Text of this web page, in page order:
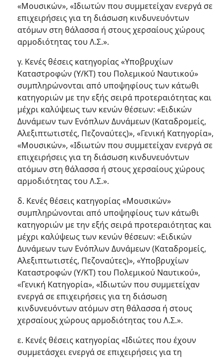
«Μουσικών», «Ιδιωτών που συμμετείχαν ενεργά σε
επιχειρήσεις για τη διάσωση κινδυνευόντων
ατόμων στη θάλασσα ή στους χερσαίους χώρους
αρμοδιότητας του Λ.Σ.».
γ. Κενές θέσεις κατηγορίας «Υποβρυχίων
Καταστροφών (Υ/ΚΤ) του Πολεμικού Ναυτικού»
συμπληρώνονται από υποψηφίους των κάτωθι
κατηγοριών με την εξής σειρά προτεραιότητας και
μέχρι καλύψεως των κενών θέσεων: «Ειδικών
Δυνάμεων των Ενόπλων Δυνάμεων (Καταδρομείς,
Αλεξιπτωτιστές, Πεζοναύτες)», «Γενική Κατηγορία»,
«Μουσικών», «Ιδιωτών που συμμετείχαν ενεργά σε
επιχειρήσεις για τη διάσωση κινδυνευόντων
ατόμων στη θάλασσα ή στους χερσαίους χώρους
αρμοδιότητας του Λ.Σ.».
δ. Κενές θέσεις κατηγορίας «Μουσικών»
συμπληρώνονται από υποψηφίους των κάτωθι
κατηγοριών με την εξής σειρά προτεραιότητας και
μέχρι καλύψεως των κενών θέσεων: «Ειδικών
Δυνάμεων των Ενόπλων Δυνάμεων (Καταδρομείς,
Αλεξιπτωτιστές, Πεζοναύτες)», «Υποβρυχίων
Καταστροφών (Υ/ΚΤ) του Πολεμικού Ναυτικού»,
«Γενική Κατηγορία», «Ιδιωτών που συμμετείχαν
ενεργά σε επιχειρήσεις για τη διάσωση
κινδυνευόντων ατόμων στη θάλασσα ή στους
χερσαίους χώρους αρμοδιότητας του Λ.Σ.».
ε. Κενές θέσεις κατηγορίας «Ιδιώτες που έχουν
συμμετάσχει ενεργά σε επιχειρήσεις για τη